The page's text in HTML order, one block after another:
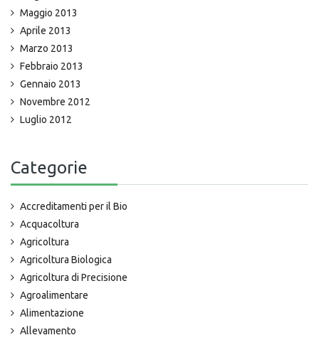
Maggio 2013
Aprile 2013
Marzo 2013
Febbraio 2013
Gennaio 2013
Novembre 2012
Luglio 2012
Categorie
Accreditamenti per il Bio
Acquacoltura
Agricoltura
Agricoltura Biologica
Agricoltura di Precisione
Agroalimentare
Alimentazione
Allevamento